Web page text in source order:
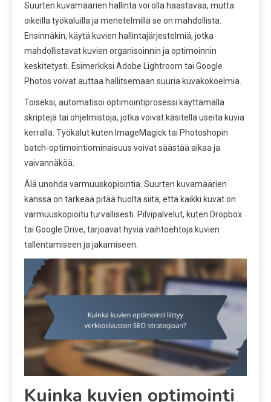
Suurten kuvamäärien hallinta voi olla haastavaa, mutta
oikeilla työkaluilla ja menetelmillä se on mahdollista.
Ensinnäkin, käytä kuvien hallintajärjestelmiä, jotka
mahdollistavat kuvien organisoinnin ja optimoinnin
keskitetysti. Esimerkiksi Adobe Lightroom tai Google
Photos voivat auttaa hallitsemaan suuria kuvakokoelmia.
Toiseksi, automatisoi optimointiprosessi käyttämällä
skriptejä tai ohjelmistoja, jotka voivat käsitellä useita kuvia
kerralla. Työkalut kuten ImageMagick tai Photoshopin
batch-optimointiominaisuus voivat säästää aikaa ja
vaivannäköä.
Älä unohda varmuuskopiointia. Suurten kuvamäärien
kanssa on tärkeää pitää huolta siitä, että kaikki kuvat on
varmuuskopioitu turvallisesti. Pilvipalvelut, kuten Dropbox
tai Google Drive, tarjoavat hyviä vaihtoehtoja kuvien
tallentamiseen ja jakamiseen.
Kuinka kuvien optimointi